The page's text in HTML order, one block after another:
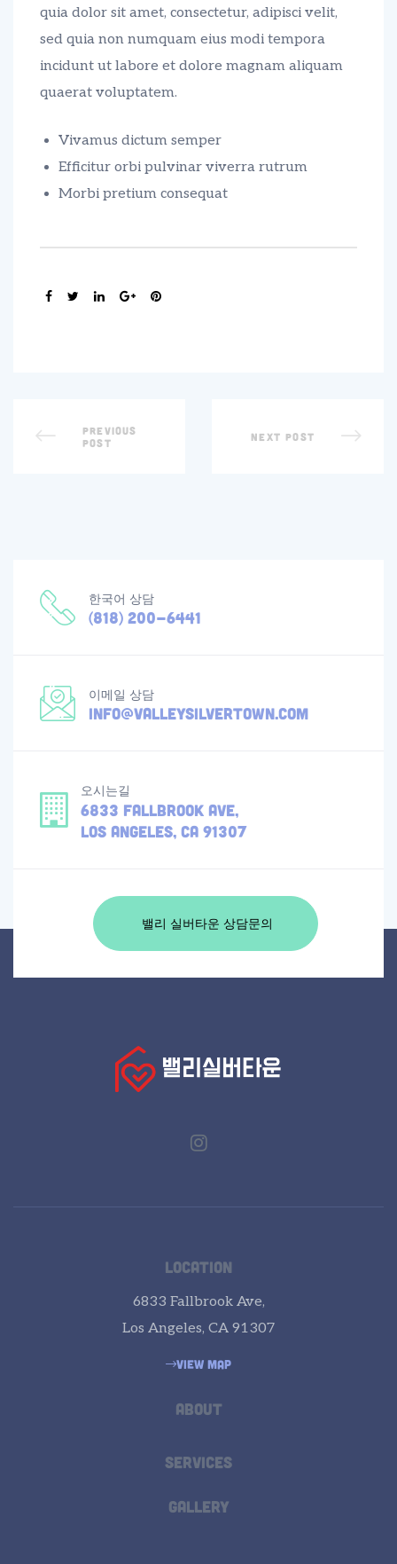
quia dolor sit amet, consectetur, adipisci velit,
sed quia non numquam eius modi tempora
incidunt ut labore et dolore magnam aliquam
quaerat voluptatem.
Vivamus dictum semper
Efficitur orbi pulvinar viverra rutrum
Morbi pretium consequat
SHARE:
PREVIOUS
POST
NEXT POST
한국어 상담
(818) 200-6441
이메일 상담
info@valleysilvertown.com
오시는길
6833 Fallbrook Ave,
Los Angeles, CA 91307
밸리 실버타운 상담문의
LOCATION
6833 Fallbrook Ave,
Los Angeles, CA 91307
VIEW MAP
ABOUT
SERVICES
GALLERY